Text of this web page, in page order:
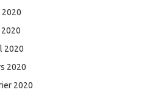
2020
2020
2020
2020
2020